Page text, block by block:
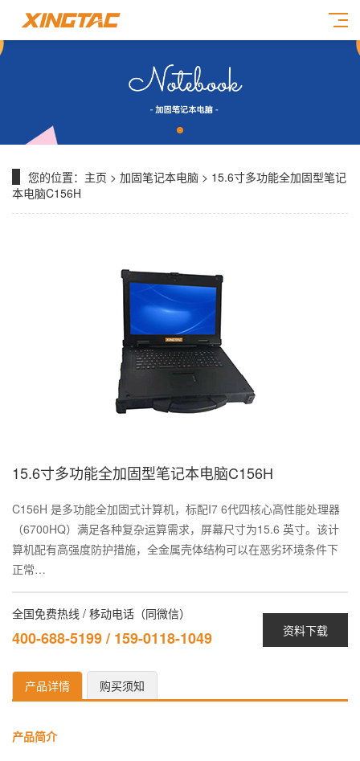
您的位置： 主页 > 加固笔记本电脑 > 15.6寸多功能全加固型笔记
本电脑C156H
15.6寸多功能全加固型笔记本电脑C156H
C156H 是多功能全加固式计算机，标配I7 6代四核心高性能处理器
（6700HQ）满足各种复杂运算需求，屏幕尺寸为15.6 英寸。该计
算机配有高强度防护措施，全金属壳体结构可以在恶劣环境条件下
正常…
资料下载
全国免费热线 / 移动电话（同微信）
400-688-5199 / 159-0118-1049
产品详情 购买须知
产品简介